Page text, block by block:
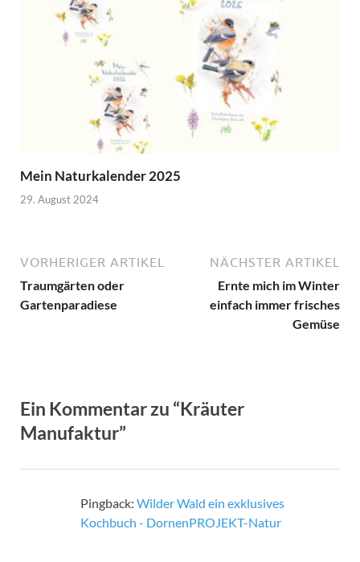
Mein Naturkalender 2025
29. August 2024
VORHERIGER ARTIKEL
Traumgärten oder
Gartenparadiese
NÄCHSTER ARTIKEL
Ernte mich im Winter
einfach immer frisches
Gemüse
Ein Kommentar zu “Kräuter
Manufaktur”
Pingback: Wilder Wald ein exklusives
Kochbuch - DornenPROJEKT-Natur